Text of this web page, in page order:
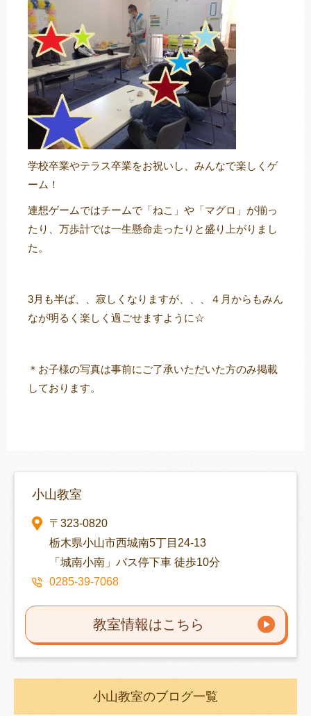
学校卒業やテラス卒業をお祝いし、みんなで楽しくゲ
ーム！
連想ゲームではチームで「ねこ」や「マグロ」が揃っ
たり、万歩計では一生懸命走ったりと盛り上がりまし
た。
3月も半ば、、寂しくなりますが、、、４月からもみん
なが明るく楽しく過ごせますように☆
＊お子様の写真は事前にご了承いただいた方のみ掲載
しております。
小山教室
〒323-0820
栃木県小山市西城南5丁目24-13
「城南小南」バス停下車 徒歩10分
0285-39-7068
教室情報はこちら
小山教室のブログ一覧